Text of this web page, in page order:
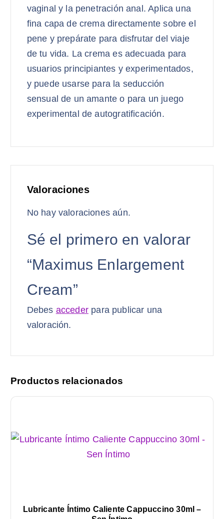
vaginal y la penetración anal. Aplica una
fina capa de crema directamente sobre el
pene y prepárate para disfrutar del viaje
de tu vida. La crema es adecuada para
usuarios principiantes y experimentados,
y puede usarse para la seducción
sensual de un amante o para un juego
experimental de autogratificación.
Valoraciones
No hay valoraciones aún.
Sé el primero en valorar
“Maximus Enlargement
Cream”
Debes accederpara publicar una
valoración.
Productos relacionados
Lubricante Íntimo Caliente Cappuccino 30ml –